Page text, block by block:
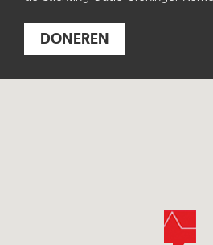
DONEREN